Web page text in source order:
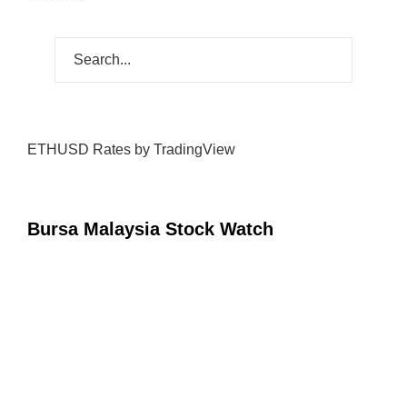
ETHUSD Rates by TradingView
Bursa Malaysia Stock Watch